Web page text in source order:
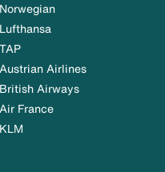
Norwegian
Lufthansa
TAP
Austrian Airlines
British Airways
Air France
KLM